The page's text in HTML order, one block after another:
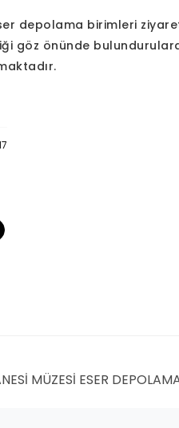
depolama birimleri
göz önünde
MÜZESİ ESER